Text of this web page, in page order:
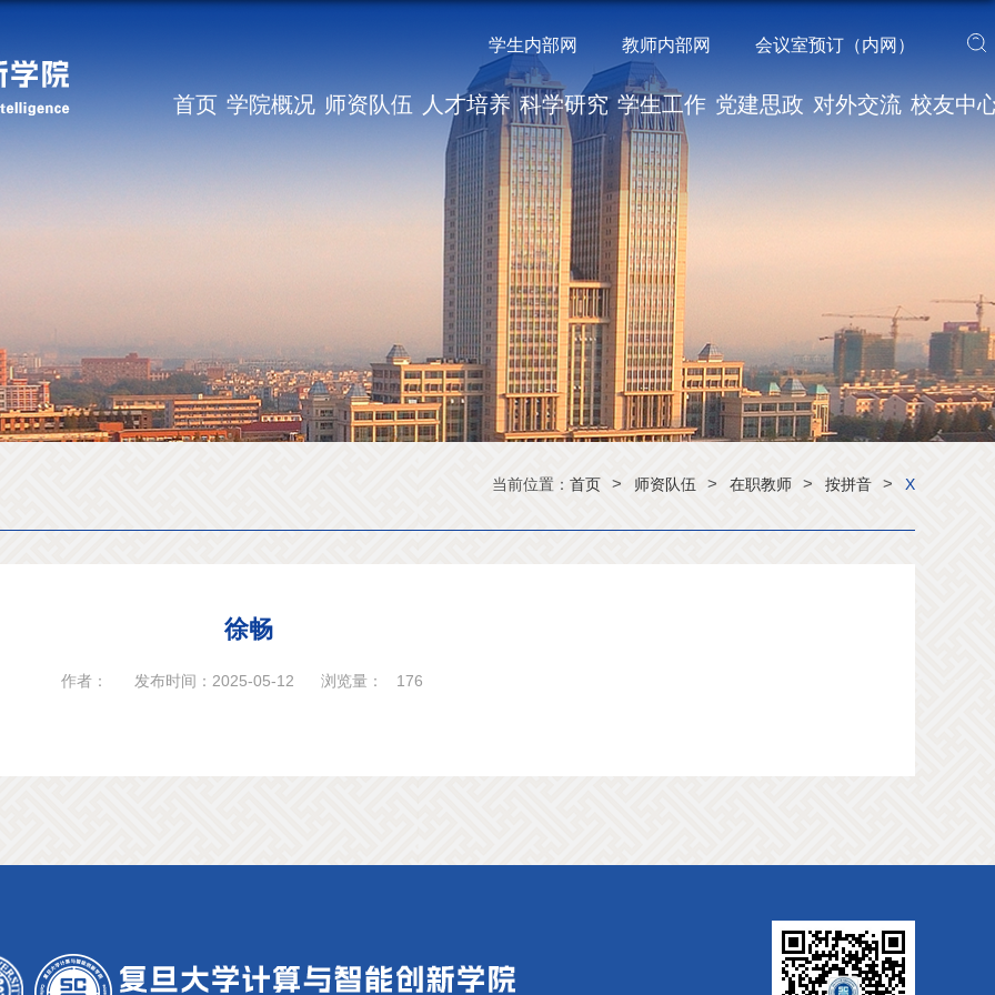
学生内部网 教师内部网 会议室预订（内网）
首页 学院概况 师资队伍 人才培养 科学研究 学生工作 党建思政 对外交流 校友中
当前位置： 首页 > 师资队伍 > 在职教师 > 按拼音 > X
徐畅
作者： 发布时间：2025-05-12 浏览量： 176